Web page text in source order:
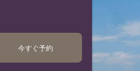
今すぐ予約